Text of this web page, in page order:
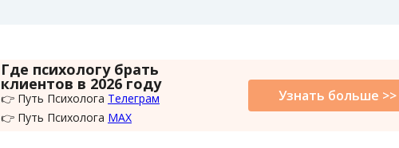
Где психологу брать
клиентов в 2026 году
👉 Путь Психолога Телеграм
👉 Путь Психолога MAX
Узнать больше >>